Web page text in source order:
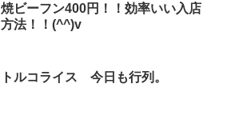
焼ビーフン400円！！効率いい入店
方法！！(^^)v
トルコライス 今日も行列。